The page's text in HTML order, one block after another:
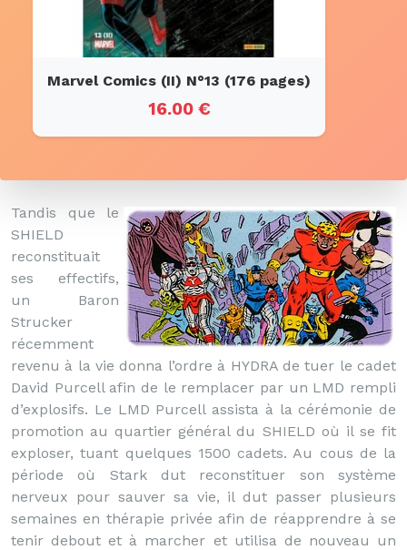
Marvel Comics (II) N°13 (176 pages)
16.00 €
Tandis que le
SHIELD
reconstituait
ses effectifs,
un Baron
Strucker
récemment
revenu à la vie donna l’ordre à HYDRA de tuer le cadet
David Purcell afin de le remplacer par un LMD rempli
d’explosifs. Le LMD Purcell assista à la cérémonie de
promotion au quartier général du SHIELD où il se fit
exploser, tuant quelques 1500 cadets. Au cous de la
période où Stark dut reconstituer son système
nerveux pour sauver sa vie, il dut passer plusieurs
semaines en thérapie privée afin de réapprendre à se
tenir debout et à marcher et utilisa de nouveau un